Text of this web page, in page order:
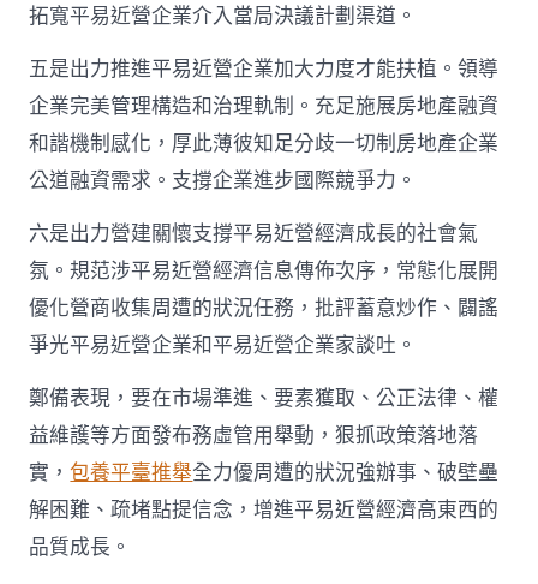
拓寬平易近營企業介入當局決議計劃渠道。
五是出力推進平易近營企業加大力度才能扶植。領導
企業完美管理構造和治理軌制。充足施展房地產融資
和諧機制感化，厚此薄彼知足分歧一切制房地產企業
公道融資需求。支撐企業進步國際競爭力。
六是出力營建關懷支撐平易近營經濟成長的社會氣
氛。規范涉平易近營經濟信息傳佈次序，常態化展開
優化營商收集周遭的狀況任務，批評蓄意炒作、闢謠
爭光平易近營企業和平易近營企業家談吐。
鄭備表現，要在市場準進、要素獲取、公正法律、權
益維護等方面發布務虛管用舉動，狠抓政策落地落
實，包養平臺推舉全力優周遭的狀況強辦事、破壁壘
解困難、疏堵點提信念，增進平易近營經濟高東西的
品質成長。